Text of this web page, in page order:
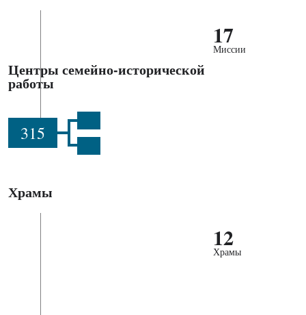
17
Миссии
Центры семейно-исторической
работы
315
Храмы
12
Храмы